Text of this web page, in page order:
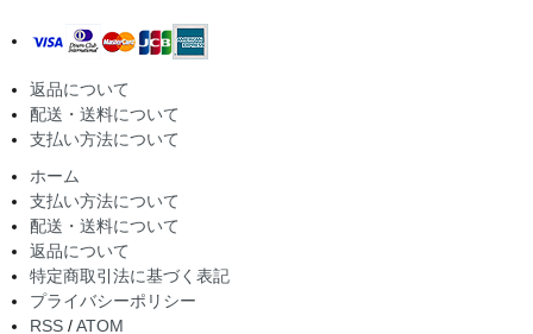
返品について
配送・送料について
支払い方法について
ホーム
支払い方法について
配送・送料について
返品について
特定商取引法に基づく表記
プライバシーポリシー
RSS /ATOM